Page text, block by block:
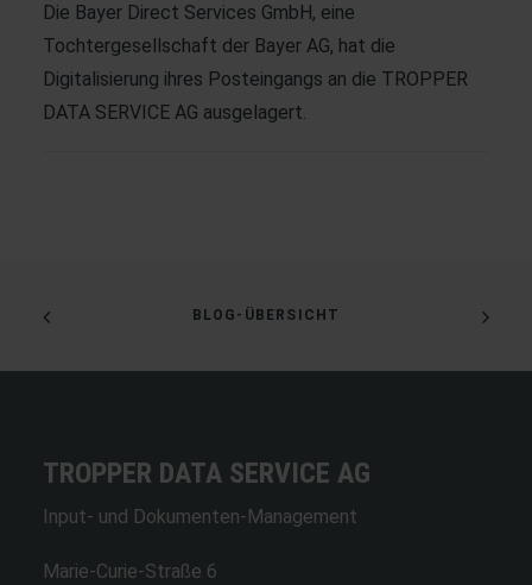
Die Bayer Direct Services GmbH, eine
Tochtergesellschaft der Bayer AG, hat die
Digitalisierung ihres Posteingangs an die TROPPER
DATA SERVICE AG ausgelagert.
BLOG-ÜBERSICHT
TROPPER DATA SERVICE AG
Input- und Dokumenten-Management
Marie-Curie-Straße 6